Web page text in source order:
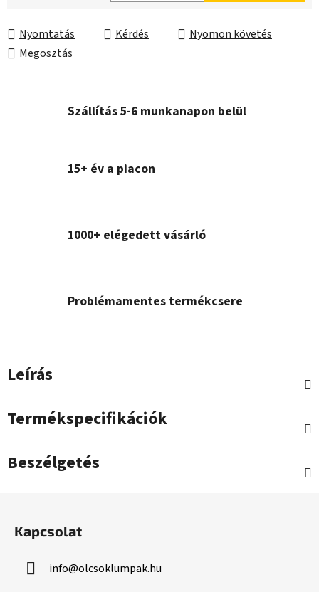
Nyomtatás Kérdés
Nyomon követés
Megosztás
Szállítás 5-6 munkanapon belül
15+ év a piacon
1000+ elégedett vásárló
Problémamentes termékcsere
Leírás
Termékspecifikációk
Beszélgetés
Kapcsolat
info@olcsoklumpak.hu